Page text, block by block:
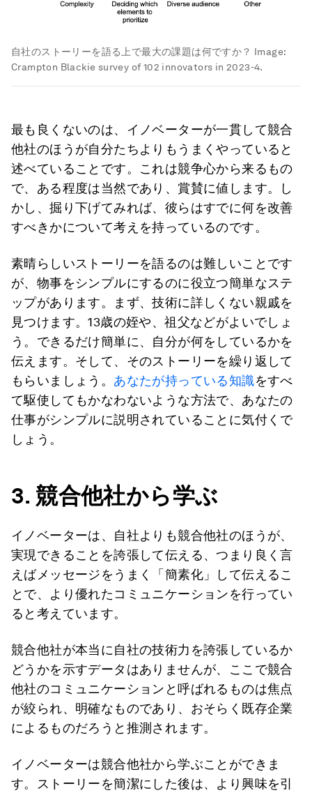
自社のストーリーを語る上で最大の課題は何ですか？ Image:
Crampton Blackie survey of 102 innovators in 2023-4.
最も良くないのは、イノベーターが一貫して競合
他社のほうが自分たちよりもうまくやっていると
述べていることです。これは競争心から来るもの
で、ある程度は当然であり、賞賛に値します。し
かし、掘り下げてみれば、彼らはすでに何を改善
すべきかについて考えを持っているのです。
素晴らしいストーリーを語るのは難しいことです
が、物事をシンプルにするのに役立つ簡単なステ
ップがあります。まず、技術に詳しくない親戚を
見つけます。13歳の姪や、祖父などがよいでしょ
う。できるだけ簡単に、自分が何をしているかを
伝えます。そして、そのストーリーを繰り返して
もらいましょう。 あなたが持っている知識をすべ
て駆使してもかなわないような方法で、あなたの
仕事がシンプルに説明されていることに気付くで
しょう。
3. 競合他社から学ぶ
イノベーターは、自社よりも競合他社のほうが、
実現できることを誇張して伝える、つまり良く言
えばメッセージをうまく「簡素化」して伝えるこ
とで、より優れたコミュニケーションを行ってい
ると考えています。
競合他社が本当に自社の技術力を誇張しているか
どうかを示すデータはありませんが、ここで競合
他社のコミュニケーションと呼ばれるものは焦点
が絞られ、明確なものであり、おそらく既存企業
によるものだろうと推測されます。
イノベーターは競合他社から学ぶことができま
す。ストーリーを簡潔にした後は、より興味を引